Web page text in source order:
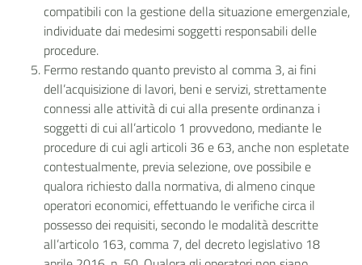
compatibili con la gestione della situazione emergenziale,
individuate dai medesimi soggetti responsabili delle
procedure.
Fermo restando quanto previsto al comma 3, ai fini
dell’acquisizione di lavori, beni e servizi, strettamente
connessi alle attività di cui alla presente ordinanza i
soggetti di cui all’articolo 1 provvedono, mediante le
procedure di cui agli articoli 36 e 63, anche non espletate
contestualmente, previa selezione, ove possibile e
qualora richiesto dalla normativa, di almeno cinque
operatori economici, effettuando le verifiche circa il
possesso dei requisiti, secondo le modalità descritte
all’articolo 163, comma 7, del decreto legislativo 18